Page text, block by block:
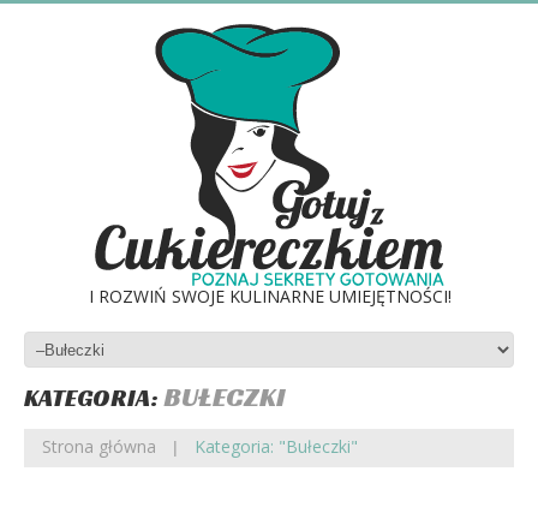
I ROZWIŃ SWOJE KULINARNE UMIEJĘTNOŚCI!
KATEGORIA:BUŁECZKI
Strona główna Kategoria: "Bułeczki"